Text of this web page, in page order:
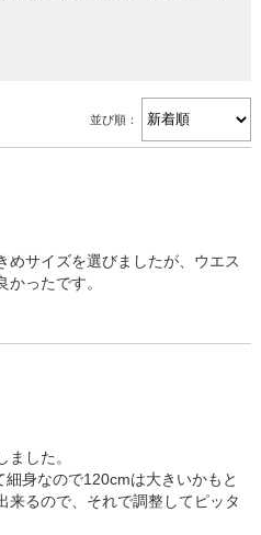
並び順：
めサイズを選びましたが、ウエス
かったです。
した。
身なので120cmは大きいかもと
来るので、それで調整してピッタ